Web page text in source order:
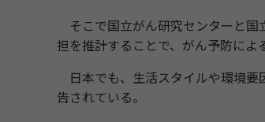
そこで国立がん研究センターと国
担を推計することで、がん予防によ
日本でも、生活スタイルや環境要
告されている。